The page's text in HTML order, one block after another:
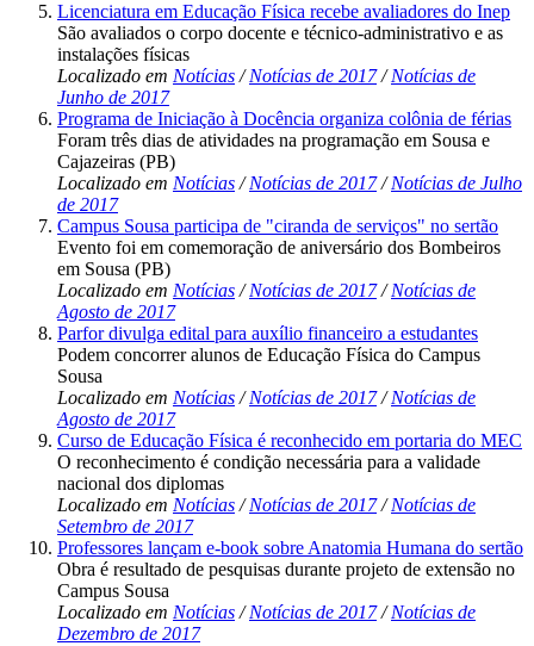
Licenciatura em Educação Física recebe avaliadores do Inep
São avaliados o corpo docente e técnico-administrativo e as
instalações físicas
Localizado em Notícias /Notícias de 2017 /Notícias de
Junho de 2017
Programa de Iniciação à Docência organiza colônia de férias
Foram três dias de atividades na programação em Sousa e
Cajazeiras (PB)
Localizado em Notícias /Notícias de 2017 /Notícias de Julho
de 2017
Campus Sousa participa de "ciranda de serviços" no sertão
Evento foi em comemoração de aniversário dos Bombeiros
em Sousa (PB)
Localizado em Notícias /Notícias de 2017 /Notícias de
Agosto de 2017
Parfor divulga edital para auxílio financeiro a estudantes
Podem concorrer alunos de Educação Física do Campus
Sousa
Localizado em Notícias /Notícias de 2017 /Notícias de
Agosto de 2017
Curso de Educação Física é reconhecido em portaria do MEC
O reconhecimento é condição necessária para a validade
nacional dos diplomas
Localizado em Notícias /Notícias de 2017 /Notícias de
Setembro de 2017
Professores lançam e-book sobre Anatomia Humana do sertão
Obra é resultado de pesquisas durante projeto de extensão no
Campus Sousa
Localizado em Notícias /Notícias de 2017 /Notícias de
Dezembro de 2017